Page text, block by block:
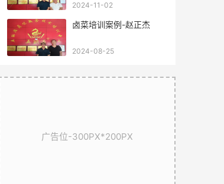
2024-11-02
卤菜培训案例-赵正杰
2024-08-25
广告位-300PX*200PX